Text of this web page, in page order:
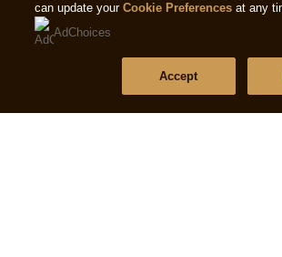
Laillinen
can update yourCookie Preferences at any
AdChoices
Accept